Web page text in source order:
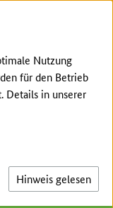
Nutzung
für den Betrieb
Details in unserer
Hinweis gelesen